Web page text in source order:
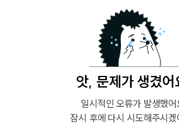
앗, 문제가 생겼어
일시적인 오류가 발생했어
잠시 후에 다시 시도해주시겠